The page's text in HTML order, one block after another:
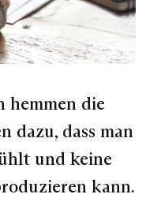
hemmen die
dazu, dass man
und keine
kann.